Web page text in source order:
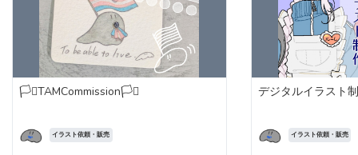
🏳️‍⚧️TAMCommission🏳️‍⚧️
イラスト依頼・販売
デジタルイラスト
イラスト依頼・販売